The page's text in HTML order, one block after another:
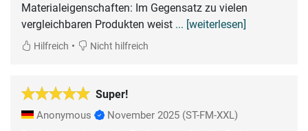
​Materialeigenschaften: Im Gegensatz zu vielen
vergleichbaren Produkten weist ... [weiterlesen]
Hilfreich • Nicht hilfreich
Super!
Anonymous November 2025 (ST-FM-XXL)